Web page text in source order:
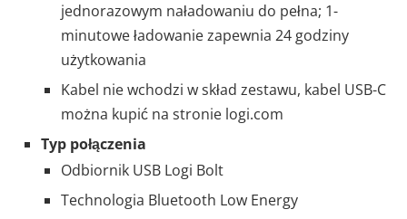
jednorazowym naładowaniu do pełna; 1-
minutowe ładowanie zapewnia 24 godziny
użytkowania
Kabel nie wchodzi w skład zestawu, kabel USB-C
można kupić na stronie logi.com
Typ połączenia
Odbiornik USB Logi Bolt
Technologia Bluetooth Low Energy